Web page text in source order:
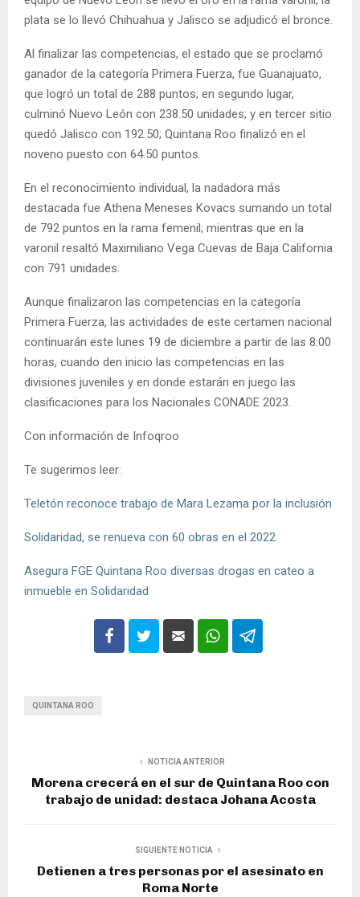
plata se lo llevó Chihuahua y Jalisco se adjudicó el bronce.
Al finalizar las competencias, el estado que se proclamó
ganador de la categoría Primera Fuerza, fue Guanajuato,
que logró un total de 288 puntos; en segundo lugar,
culminó Nuevo León con 238.50 unidades; y en tercer sitio
quedó Jalisco con 192.50; Quintana Roo finalizó en el
noveno puesto con 64.50 puntos.
En el reconocimiento individual, la nadadora más
destacada fue Athena Meneses Kovacs sumando un total
de 792 puntos en la rama femenil; mientras que en la
varonil resaltó Maximiliano Vega Cuevas de Baja California
con 791 unidades.
Aunque finalizaron las competencias en la categoría
Primera Fuerza, las actividades de este certamen nacional
continuarán este lunes 19 de diciembre a partir de las 8:00
horas, cuando den inicio las competencias en las
divisiones juveniles y en donde estarán en juego las
clasificaciones para los Nacionales CONADE 2023.
Con información de Infoqroo
Te sugerimos leer:
Teletón reconoce trabajo de Mara Lezama por la inclusión
Solidaridad, se renueva con 60 obras en el 2022
Asegura FGE Quintana Roo diversas drogas en cateo a
inmueble en Solidaridad
QUINTANA ROO
NOTICIA ANTERIOR
Morena crecerá en el sur de Quintana Roo con
trabajo de unidad: destaca Johana Acosta
SIGUIENTE NOTICIA
Detienen a tres personas por el asesinato en
Roma Norte